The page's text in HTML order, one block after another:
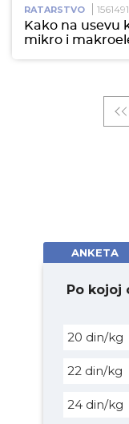
RATARSTVO
Kako na
mikro i
ANKETA
Po kojoj
20 din/kg
22 din/kg
24 din/kg